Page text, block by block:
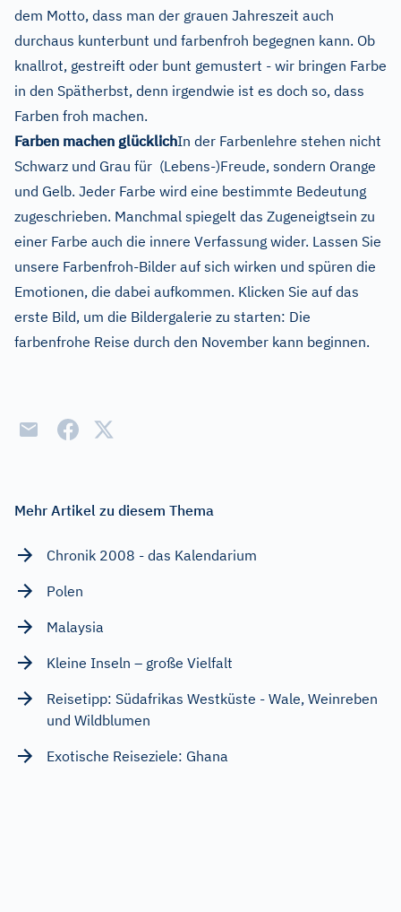
dem Motto, dass man der grauen Jahreszeit auch
durchaus kunterbunt und farbenfroh begegnen kann. Ob
knallrot, gestreift oder bunt gemustert - wir bringen Farbe
in den Spätherbst, denn irgendwie ist es doch so, dass
Farben froh machen.
Farben machen glücklichIn der Farbenlehre stehen nicht
Schwarz und Grau für (Lebens-)Freude, sondern Orange
und Gelb. Jeder Farbe wird eine bestimmte Bedeutung
zugeschrieben. Manchmal spiegelt das Zugeneigtsein zu
einer Farbe auch die innere Verfassung wider. Lassen Sie
unsere Farbenfroh-Bilder auf sich wirken und spüren die
Emotionen, die dabei aufkommen. Klicken Sie auf das
erste Bild, um die Bildergalerie zu starten: Die
farbenfrohe Reise durch den November kann beginnen.
Mehr Artikel zu diesem Thema
Chronik 2008 - das Kalendarium
Polen
Malaysia
Kleine Inseln – große Vielfalt
Reisetipp: Südafrikas Westküste - Wale, Weinreben
und Wildblumen
Exotische Reiseziele: Ghana